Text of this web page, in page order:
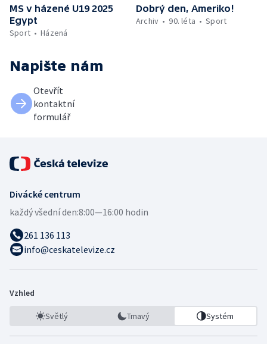
MS v házené U19 2025
Egypt
Sport
Házená
Dobrý den, Ameriko!
Archiv
90. léta Sport
Napište nám
Otevřít
kontaktní
formulář
Divácké centrum
každý všední den:8:00—16:00 hodin
261 136 113
info@ceskatelevize.cz
Vzhled
Světlý Tmavý Systém